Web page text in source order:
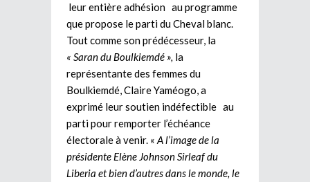
leur entière adhésion au programme
que propose le parti du Cheval blanc.
Tout comme son prédécesseur, la
« Saran du Boulkiemdé », la
représentante des femmes du
Boulkiemdé, Claire Yaméogo, a
exprimé leur soutien indéfectible au
parti pour remporter l’échéance
électorale à venir. « A l’image de la
présidente Elène Johnson Sirleaf du
Liberia et bien d’autres dans le monde, le